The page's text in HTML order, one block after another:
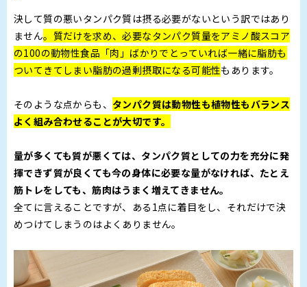
決して質の悪いタンパク質は摂る必要がないという訳ではあり
ません。質だけを求め、必要なタンパク質量をアミノ酸スコア
の100の動物性食品「肉」ばかりでとっていれば一緒に脂肪も
ついてきてしまい脂肪の過剰摂取になる可能性もあります。
そのような点からも、 タンパク質は動物性も植物性もバランス
よく組み合わせることが大切です。
量が多くても質が悪くては、タンパク質としての力を充分に発
揮できず質が良くても今の身体に必要な量がなければ、たとえ
筋トレをしても、筋肉はうまく増えてきません。
全てに言えることですが、ある1点に着目をし、それだけで決
めつけてしまうのはよくありません。